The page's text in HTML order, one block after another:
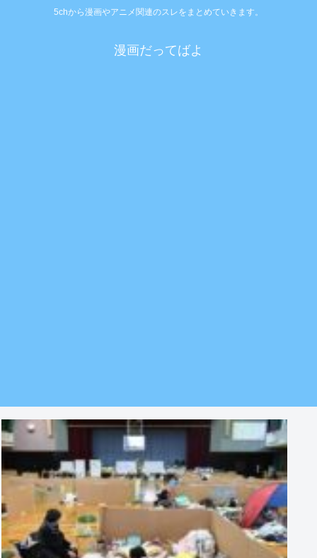
5chから漫画やアニメ関連のスレをまとめていきます。
漫画だってばよ